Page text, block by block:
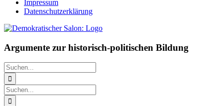
Impressum
Datenschutzerklärung
Argumente zur historisch-politischen Bildung
Suche
nach:
Suche
nach: